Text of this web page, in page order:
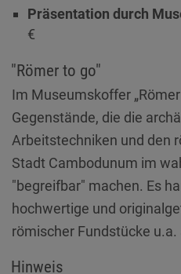
Seitenaufrufe als Statistik. Die
ausschließlich auf unseren eigenen
AnonymizeIP zur Anonymisierung
wird und nicht mehr Ihrem Besuch
werden kann.
YouTube / Vimeo
Videos werden über die Plattformen
Wir nutzen YouTube im erweiterten
bewirkt laut YouTube, dass YouTube
Besucher auf dieser Website
Eingebundene Inhalte
eingebunden. Das können
Präsentation durch
€
"Römer to go"
Im Museumskoffer
Gegenstände, die die
Arbeitstechniken und den
Stadt Cambodunum im
"begreifbar" machen. Es
hochwertige und
römischer Fundstücke u.a.
Hinweis